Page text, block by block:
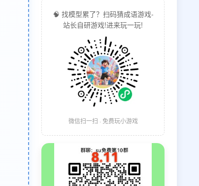
🧠 找模型累了？扫码猜成语游戏-
站长自研游戏!进来玩一玩!
微信扫一扫 · 免费玩小游戏